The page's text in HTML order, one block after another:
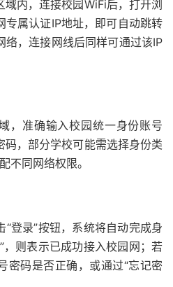
内，连接校园WiFi后，打开浏
专属认证IP地址，即可自动跳转
络，连接网线后同样可通过该IP
，准确输入校园统一身份账号
码，部分学校可能需选择身份类
不同网络权限。
登录”按钮，系统将自动完成身
，则表示已成功接入校园网；若
密码是否正确，或通过“忘记密